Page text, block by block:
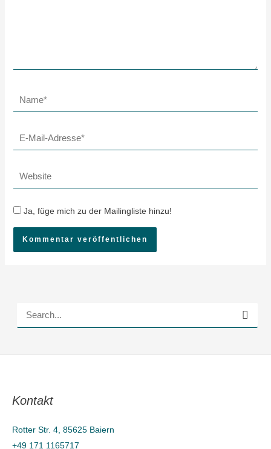
Name*
E-
Mail-
Website
Ja, füge mich zu der Mailingliste hinzu!
c
n
a
Kontakt
Rotter Str. 4, 85625 Baiern
+49 171 1165717